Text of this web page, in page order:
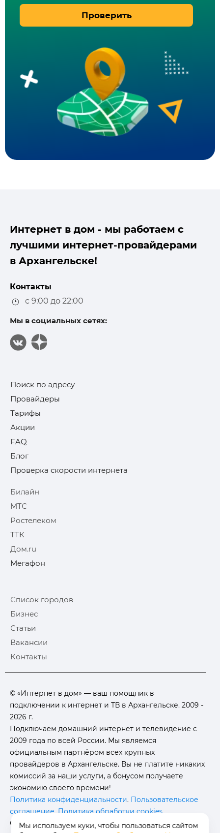
Проверить
Интернет в дом - мы работаем с
лучшими интернет-провайдерами
в Архангельске!
Контакты
с 9:00 до 22:00
Мы в социальных сетях:
Поиск по адресу
Провайдеры
Тарифы
Акции
FAQ
Блог
Проверка скорости интернета
Билайн
МТС
Ростелеком
ТТК
Дом.ru
Мегафон
Список городов
Бизнес
Статьи
Вакансии
Контакты
© «Интернет в дом» — ваш помощник в
подключении к интернет и ТВ в Архангельске. 2009 -
2026 г.
Подключаем домашний интернет и телевидение с
2009 года по всей России. Мы являемся
официальным партнёром всех крупных
провайдеров в Архангельске. Вы не платите никаких
комиссий за наши услуги, а бонусом получаете
экономию своего времени!
Политика конфиденциальности. Пользовательское
соглашение Политика обработки cookies
Отписаться от полученияинформационных
Мы используем куки, чтобы пользоваться сайтом